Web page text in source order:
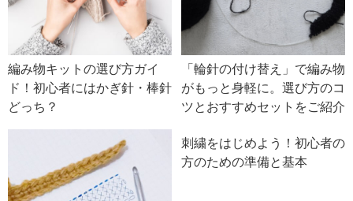
編み物キットの選び方ガイ
ド！初心者にはかぎ針・棒針
どっち？
「輪針の付け替え」で編み物
がもっと身軽に。選び方のコ
ツとおすすめセットをご紹介
刺繍をはじめよう！初心者の
方のための準備と基本